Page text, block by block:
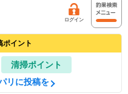
ログイン
ポイント
清掃ポイント
リに投稿を